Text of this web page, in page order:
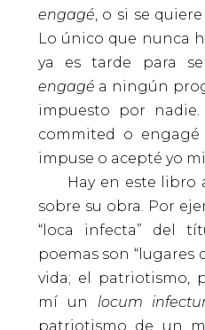
engagé , o si se
Lo único que nunca
ya es tarde para
engagé a ningún
impuesto por
commited o
impuse o acepté yo
Hay en este libro
sobre su obra. Por
“loca infecta” del
poemas son “lugares
vida; el patriotismo,
mí un locum
patriotismo de un